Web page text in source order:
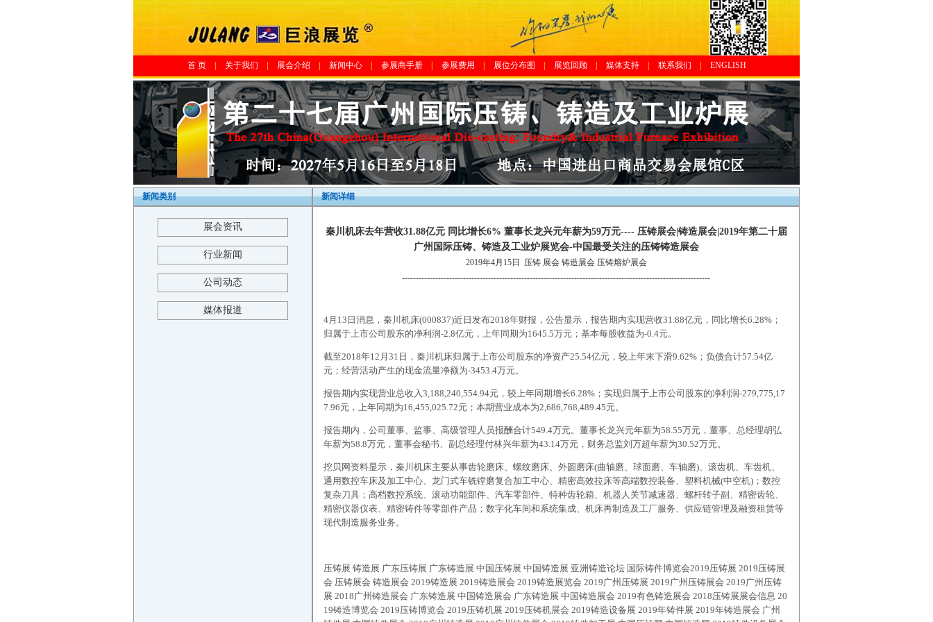
首 页 关于我们 展会介绍 新闻中心 参展商手册| 参展费用 展位分布图 展览回顾 媒体支持| 联系我们 ENGLISH
新闻类别
展会资讯
行业新闻
公司动态
媒体报道
新闻详细
秦川机床去年营收31.88亿元 同比增长6% 董事长龙兴元年薪为59万元---- 压铸展会|铸造展会|2019年第二十届
广州国际压铸、铸造及工业炉展览会-中国最受关注的压铸铸造展会
2019年4月15日
压铸 展会 铸造展会 压铸熔炉展会
---------------------------------------------------------------------------------------------------------------
4月13日消息，秦川机床(000837)近日发布2018年财报，公告显示，报告期内实现营收31.88亿元，同比增长6.28%；
归属于上市公司股东的净利润-2.8亿元，上年同期为1645.5万元；基本每股收益为-0.4元。
截至2018年12月31日，秦川机床归属于上市公司股东的净资产25.54亿元，较上年末下滑9.62%；负债合计57.54亿
元；经营活动产生的现金流量净额为-3453.4万元。
报告期内实现营业总收入3,188,240,554.94元，较上年同期增长6.28%；实现归属于上市公司股东的净利润-279,775,17
7.96元，上年同期为16,455,025.72元；本期营业成本为2,686,768,489.45元。
报告期内，公司董事、监事、高级管理人员报酬合计549.4万元。董事长龙兴元年薪为58.55万元，董事、总经理胡弘
年薪为58.8万元，董事会秘书、副总经理付林兴年薪为43.14万元，财务总监刘万超年薪为30.52万元。
挖贝网资料显示，秦川机床主要从事齿轮磨床、螺纹磨床、外圆磨床(曲轴磨、球面磨、车轴磨)、滚齿机、车齿机、
通用数控车床及加工中心、龙门式车铣镗磨复合加工中心、精密高效拉床等高端数控装备、塑料机械(中空机)；数控
复杂刀具；高档数控系统、滚动功能部件、汽车零部件、特种齿轮箱、机器人关节减速器、螺杆转子副、精密齿轮、
精密仪器仪表、精密铸件等零部件产品；数字化车间和系统集成、机床再制造及工厂服务、供应链管理及融资租赁等
现代制造服务业务。
压铸展 铸造展 广东压铸展 广东铸造展 中国压铸展 中国铸造展 亚洲铸造论坛 国际铸件博览会2019压铸展 2019压铸展
会 压铸展会 铸造展会 2019铸造展 2019铸造展会 2019铸造展览会 2019广州压铸展 2019广州压铸展会 2019广州压铸
展 2018广州铸造展会 广东铸造展 中国铸造展会 广东铸造展 中国铸造展会 2019有色铸造展会 2018压铸展展会信息 20
19铸造博览会 2019压铸博览会 2019压铸机展 2019压铸机展会 2019铸造设备展 2019年铸件展 2019年铸造展会 广州